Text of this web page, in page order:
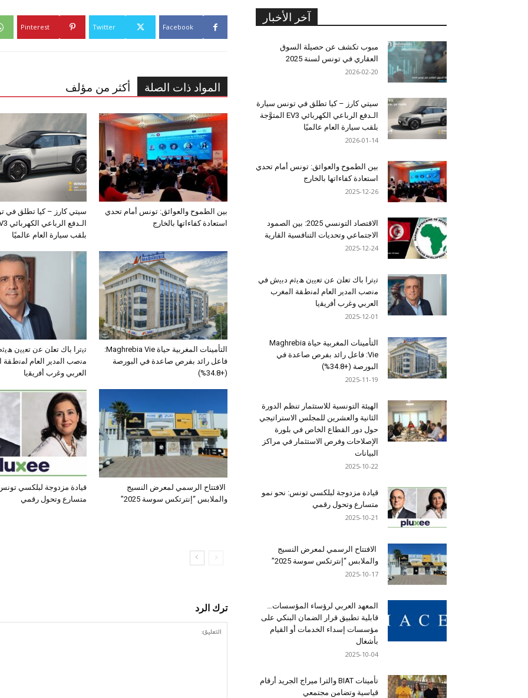
Facebook
Twitter
Pinterest
المواد ذات الصلة أكثر من مؤلف
سيتي كارز – كيا تطلق في
بلقب سيارة العام عالميًا
بين الطموح والعوائق: تونس أمام تحدي
استعادة كفاءاتها بالخارج
ﺗﯾﺗرا ﺑﺎك ﺗﻌﻠن ﻋن ﺗﻌﯾﯾن
ﻣﻧﺻب اﻟﻣدﯾر اﻟﻌﺎم ﻟﻣﻧطﻘﺔ
اﻟﻌرﺑﻲ وﻏرب أﻓرﯾﻘﯾﺎ
التأمينات المغربية حياة Maghrebia Vie:
فاعل رائد بفرص صاعدة في البورصة
(+34.8%)
قيادة مزدوجة لبلكسي
متسارع وتحول رقمي
الافتتاح الرسمي لمعرض النسيج
والملابس “إنترتكس سوسة 2025”
ترك الرد
آخر الأخبار
مبوب تكشف عن حصيلة السوق
العقاري في تونس لسنة 2025
2026-02-20
سيتي كارز – كيا تطلق في تونس سيارة
الـدفع الرباعي الكهربائي EV3 المتوَّجة
بلقب سيارة العام عالميًا
2026-01-14
بين الطموح والعوائق: تونس أمام تحدي
استعادة كفاءاتها بالخارج
2025-12-26
الاقتصاد التونسي 2025: بين الصمود
الاجتماعي وتحديات التنافسية القارية
2025-12-24
ﺗﯾﺗرا ﺑﺎك ﺗﻌﻠن ﻋن ﺗﻌﯾﯾن ھﯾﺛم دﺑﯾش ﻓﻲ
ﻣﻧﺻب اﻟﻣدﯾر اﻟﻌﺎم ﻟﻣﻧطﻘﺔ اﻟﻣﻐرب
اﻟﻌرﺑﻲ وﻏرب أﻓرﯾﻘﯾﺎ
2025-12-01
التأمينات المغربية حياة Maghrebia
Vie: فاعل رائد بفرص صاعدة في
البورصة (+34.8%)
2025-11-19
الهيئة التونسية للاستثمار تنظم الدورة
الثانية والعشرين للمجلس الاستراتيجي
حول دور القطاع الخاص في بلورة
الإصلاحات وفرص الاستثمار في مراكز
البيانات
2025-10-22
قيادة مزدوجة لبلكسي تونس: نحو نمو
متسارع وتحول رقمي
2025-10-21
الافتتاح الرسمي لمعرض النسيج
والملابس “إنترتكس سوسة 2025”
2025-10-17
المعهد العربي لرؤساء المؤسسات…
قابلية تطبيق قرار الضمان البنكي على
مؤسسات إسداء الخدمات أو القيام
بأشغال
2025-10-04
تأمينات BIAT والترا ميراج الجريد أرقام
قياسية وتضامن مجتمعي